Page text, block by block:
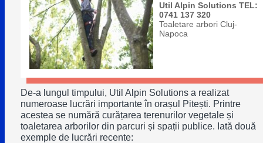
Util Alpin Solutions TEL:
0741 137 320
Toaletare arbori Cluj-
Napoca
De-a lungul timpului, Util Alpin Solutions a realizat
numeroase lucrări importante în orașul Pitești. Printre
acestea se numără curățarea terenurilor vegetale și
toaletarea arborilor din parcuri și spații publice. Iată două
exemple de lucrări recente: